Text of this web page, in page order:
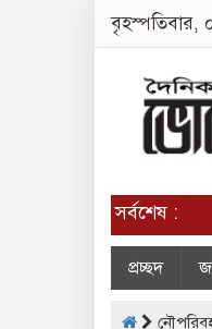
বৃহস্পতিবার,
সর্বশেষ :
প্রচ্ছদ